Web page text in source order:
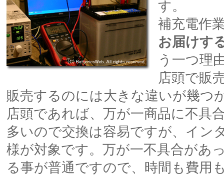
す。
補充電作
お届けす
う一つ理
店頭で販
販売するのには大きな違いが幾つ
店頭であれば、万が一商品に不具
多いので交換は容易ですが、イン
様が対象です。万が一不具合があ
る事が普通ですので、時間も費用